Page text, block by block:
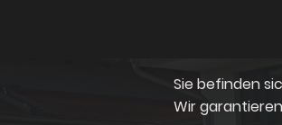
Sie befinden
Wir